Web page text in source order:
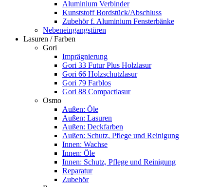
Aluminium Verbinder
Kunststoff Bordstück/Abschluss
Zubehör f. Aluminium Fensterbänke
Nebeneingangstüren
Lasuren / Farben
Gori
Imprägnierung
Gori 33 Futur Plus Holzlasur
Gori 66 Holzschutzlasur
Gori 79 Farblos
Gori 88 Compactlasur
Osmo
Außen: Öle
Außen: Lasuren
Außen: Deckfarben
Außen: Schutz, Pflege und Reinigung
Innen: Wachse
Innen: Öle
Innen: Schutz, Pflege und Reinigung
Reparatur
Zubehör